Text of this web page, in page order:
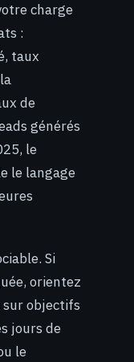
charge
:
taux
de
générés
le
le langage
Si
orientez
sur objectifs
jours de
le